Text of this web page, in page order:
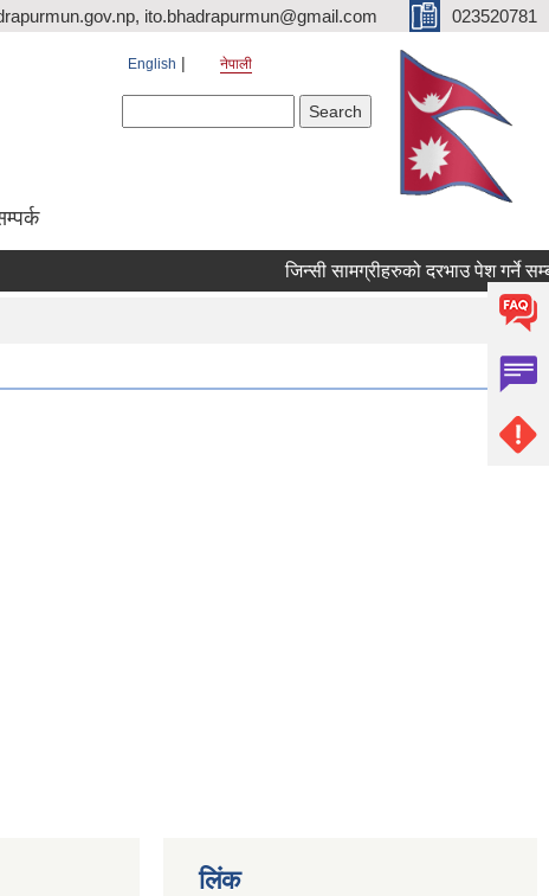
ito.bhadrapurmun@gmail.com 023520781
English नेपाली
जिन्सी सामग्रीहरुको दरभाउ पेश गर्ने
लिंक